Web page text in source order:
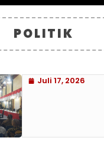
POLITIK
Juli 17, 2026